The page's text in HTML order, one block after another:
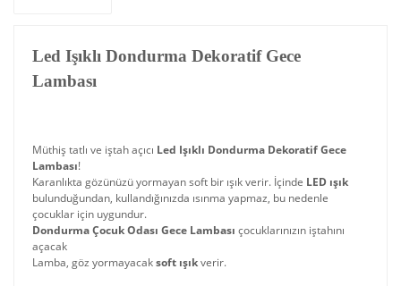
Led Işıklı Dondurma Dekoratif Gece
Lambası
Müthiş tatlı ve iştah açıcı Led Işıklı Dondurma Dekoratif Gece
Lambası!
Karanlıkta gözünüzü yormayan soft bir ışık verir. İçinde LED ışık
bulunduğundan, kullandığınızda ısınma yapmaz, bu nedenle
çocuklar için uygundur.
Dondurma Çocuk Odası Gece Lambası çocuklarınızın iştahını
açacak
Lamba, göz yormayacaksoft ışıkverir.